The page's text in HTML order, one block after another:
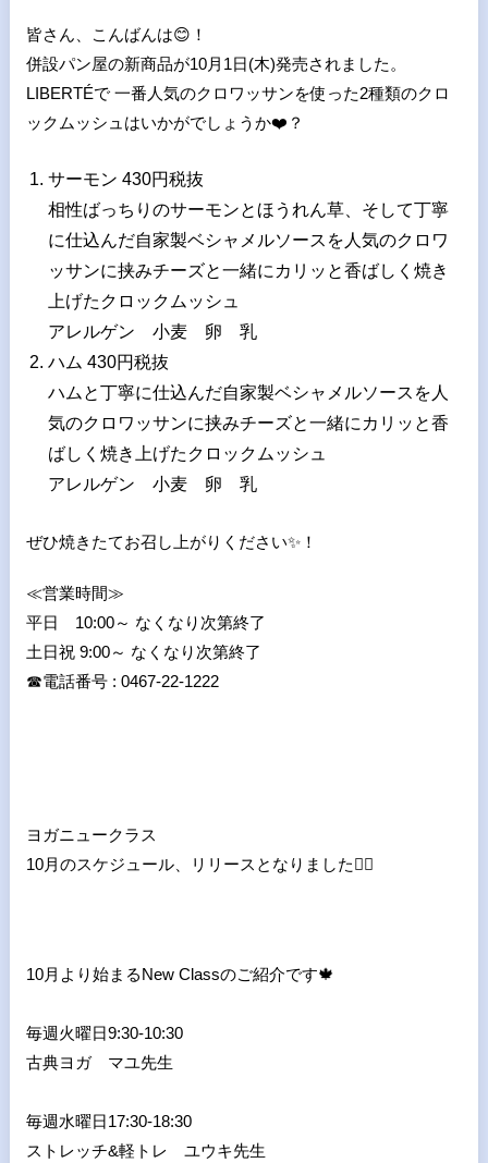
皆さん、こんばんは😊 ！
併設パン屋の新商品が10月1日(木)発売されました。
LIBERTÉで 一番人気のクロワッサンを使った2種類のクロ
ックムッシュはいかがでしょうか❤ ？
サーモン 430円税抜
相性ばっちりのサーモンとほうれん草、そして丁寧
に仕込んだ自家製ベシャメルソースを人気のクロワ
ッサンに挟みチーズと一緒にカリッと香ばしく焼き
上げたクロックムッシュ
アレルゲン 小麦 卵 乳
ハム 430円税抜
ハムと丁寧に仕込んだ自家製ベシャメルソースを人
気のクロワッサンに挟みチーズと一緒にカリッと香
ばしく焼き上げたクロックムッシュ
アレルゲン 小麦 卵 乳
ぜひ焼きたてお召し上がりください✨！
≪営業時間≫
平日 10:00～ なくなり次第終了
土日祝 9:00～ なくなり次第終了
☎電話番号 : 0467-22-1222
ヨガニュークラス
10月のスケジュール、リリースとなりました💁
10月より始まるNew Classのご紹介です🍁
毎週火曜日9:30-10:30
古典ヨガ マユ先生
毎週水曜日17:30-18:30
ストレッチ&軽トレ ユウキ先生